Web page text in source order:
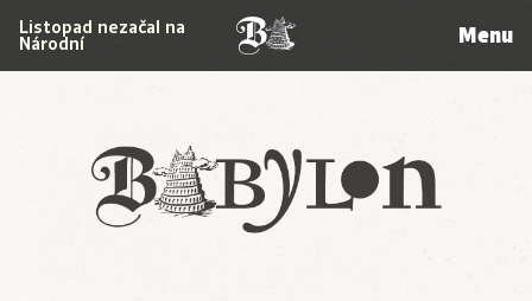
Babylon
Listopad nezačal na
Národní Menu